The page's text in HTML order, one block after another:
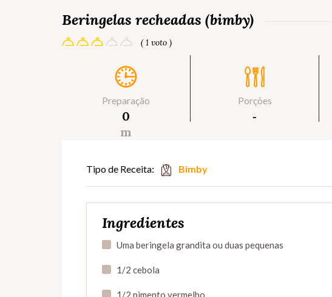
Beringelas recheadas (bimby)
( 1 voto )
Preparação
0
m
Porções
‐
Tipo de Receita: Bimby
Ingredientes
Uma beringela grandita ou duas pequenas
1/2 cebola
1/2 pimento vermelho